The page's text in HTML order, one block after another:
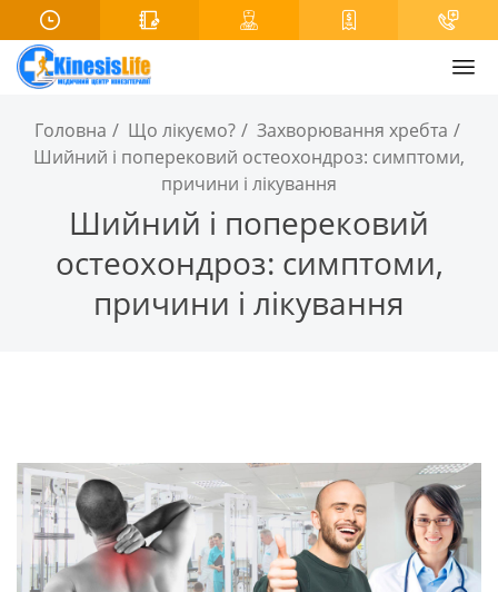
Головна Що лікуємо?
Захворювання хребта
Шийний і поперековий остеохондроз: симптоми,
причини і лікування
Шийний і поперековий
остеохондроз: симптоми,
причини і лікування